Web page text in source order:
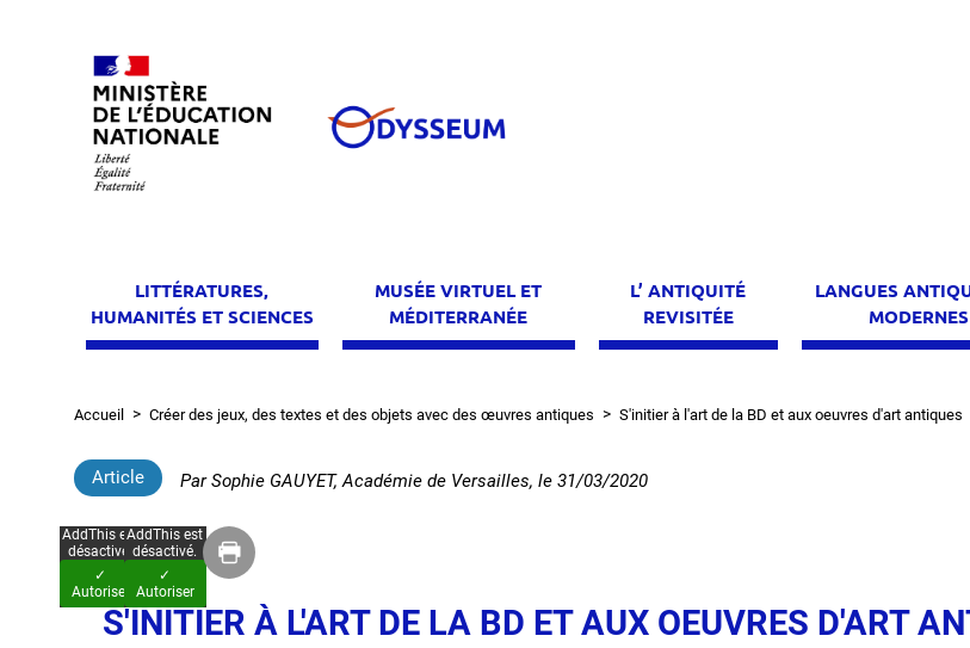
LITTÉRATURES,
HUMANITÉS ET SCIENCES
MUSÉE VIRTUEL ET
MÉDITERRANÉE
L’ ANTIQUITÉ
REVISITÉE
LANGUES
MODERNES
Fil
d'Ariane
Accueil Créer des jeux, des textes et des objets avec des œuvres antiques S'initier à l'art de la BD et aux oeuvres d'art antiques
Article ParSophie GAUYET, Académie de Versailles, le 31/03/2020
AddThis est
désactivé.
✓
Autoriser
AddThis est
désactivé.
✓
Autoriser
S'INITIER À L'ART DE LA BD ET AUX OEUVRES D'ART